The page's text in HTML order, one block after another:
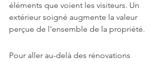
éléments que voient les visiteurs. Un
extérieur soigné augmente la valeur
perçue de l'ensemble de la propriété.
Pour aller au-delà des rénovations